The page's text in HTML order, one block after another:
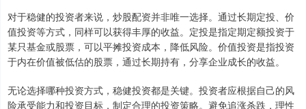
对于稳健的投资者来说，炒股配资并非唯一选择。通过长期定投、价
值投资等方式，同样可以获得丰厚的收益。定投是指定期定额投资于
某只基金或股票，可以平摊投资成本，降低风险。价值投资是指投资
于内在价值被低估的股票，通过长期持有，分享企业成长的收益。
无论选择哪种投资方式，稳健投资都是关键。投资者应根据自己的风
险承受能力和投资目标，制定合理的投资策略。避免追涨杀跌，理性